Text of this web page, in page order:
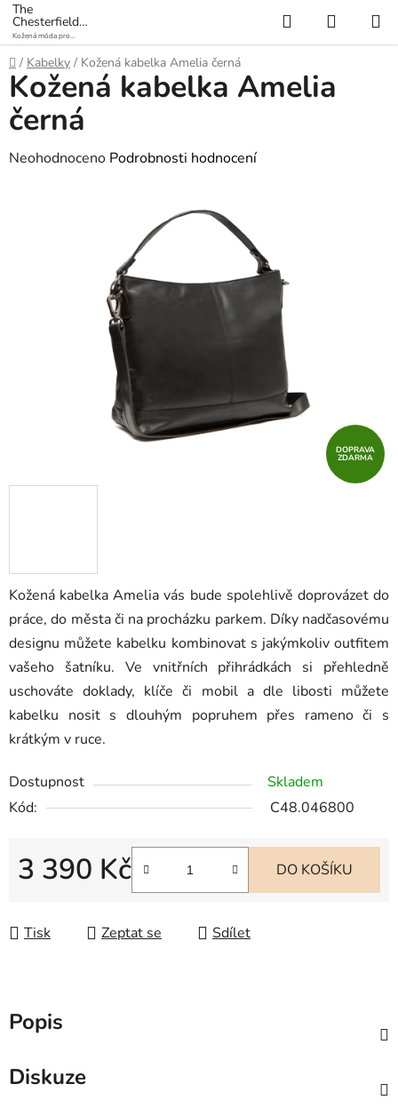
Přejít
na
obsah
The
Chesterfield
Brand
Kožená móda pro
každý den
Hledat
KOŠÍK
Domů
/ Kabelky / Kožená kabelka Amelia černá
Kožená kabelka Amelia vás bude spolehlivě doprovázet do
práce, do města či na procházku parkem. Díky nadčasovému
designu můžete kabelku kombinovat s jakýmkoliv outfitem
vašeho šatníku. Ve vnitřních přihrádkách si přehledně
uschováte doklady, klíče či mobil a dle libosti můžete
kabelku nosit s dlouhým popruhem přes rameno či s
krátkým v ruce.
Dostupnost
Skladem
Kód:
C48.046800
3 390 Kč DO KOŠÍKU
Tisk Zeptat se Sdílet
Kožená kabelka Amelia
černá
Průměrné
Neohodnoceno Podrobnosti hodnocení
DOPRAVA
ZDARMA
Popis
Diskuze